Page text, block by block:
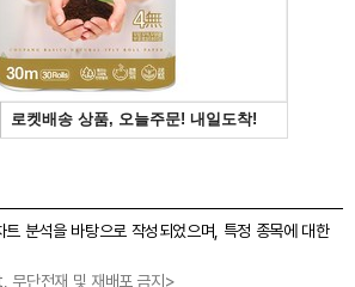
분석을 바탕으로 작성되었으며, 특정 종목에 대한
단전재 및 재배포 금지>